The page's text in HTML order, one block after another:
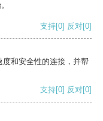
支持[0] 反对[0]
和安全性的连接，并帮
支持[0] 反对[0]